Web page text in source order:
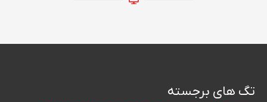
تگ های برجسته